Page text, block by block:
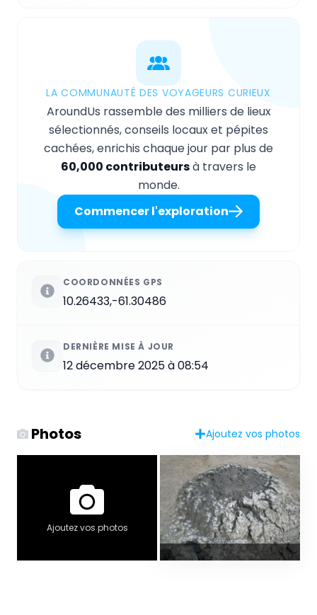
LA COMMUNAUTÉ DES VOYAGEURS CURIEUX
AroundUs rassemble des milliers de lieux
sélectionnés, conseils locaux et pépites
cachées, enrichis chaque jour par plus de
60,000 contributeursà travers le
monde.
Commencer l'exploration
COORDONNÉES GPS
10.26433,-61.30486
DERNIÈRE MISE À JOUR
12 décembre 2025 à 08:54
Photos Ajoutez vos photos
Ajoutez vos photos